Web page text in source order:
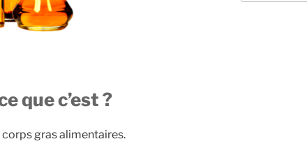
que c’est ?
corps gras alimentaires.
: